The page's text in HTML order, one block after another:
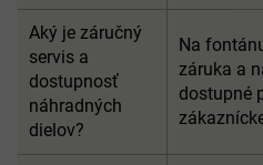
Aký je záručný
servis a
dostupnosť
náhradných
dielov?
Na
záruka a
dostupné